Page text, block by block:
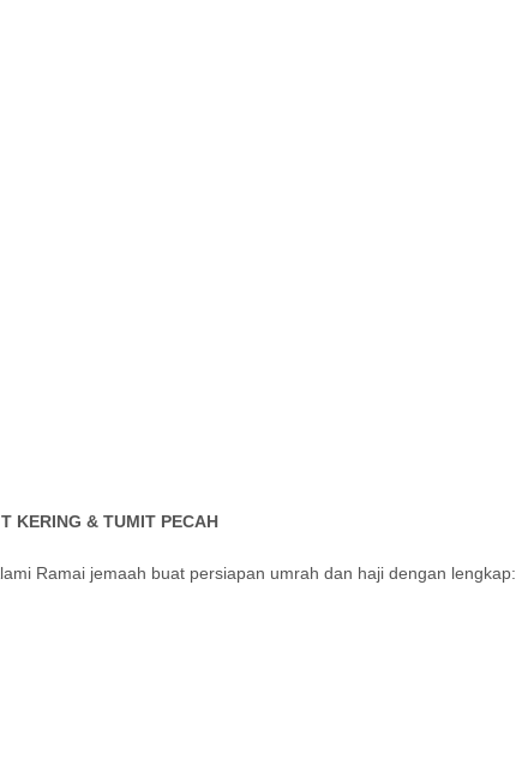
KERING & TUMIT PECAH
Ramai jemaah buat persiapan umrah dan haji dengan lengkap: